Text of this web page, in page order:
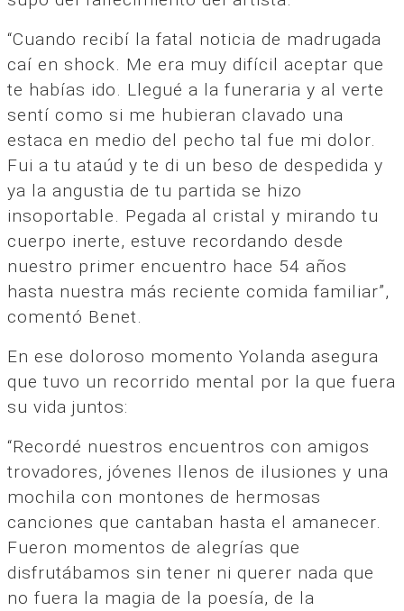
“Cuando recibí la fatal noticia de madrugada
caí en shock. Me era muy difícil aceptar que
te habías ido. Llegué a la funeraria y al verte
sentí como si me hubieran clavado una
estaca en medio del pecho tal fue mi dolor.
Fui a tu ataúd y te di un beso de despedida y
ya la angustia de tu partida se hizo
insoportable. Pegada al cristal y mirando tu
cuerpo inerte, estuve recordando desde
nuestro primer encuentro hace 54 años
hasta nuestra más reciente comida familiar”,
comentó Benet.
En ese doloroso momento Yolanda asegura
que tuvo un recorrido mental por la que fuera
su vida juntos:
“Recordé nuestros encuentros con amigos
trovadores, jóvenes llenos de ilusiones y una
mochila con montones de hermosas
canciones que cantaban hasta el amanecer.
Fueron momentos de alegrías que
disfrutábamos sin tener ni querer nada que
no fuera la magia de la poesía, de la